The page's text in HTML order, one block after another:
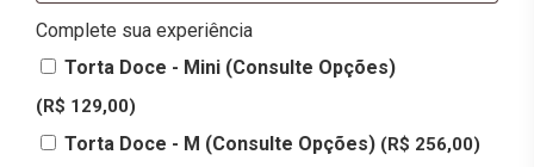
Complete sua experiência
Torta Doce - Mini (Consulte Opções)
(R$ 129,00)
Torta Doce - M (Consulte Opções) (R$ 256,00)